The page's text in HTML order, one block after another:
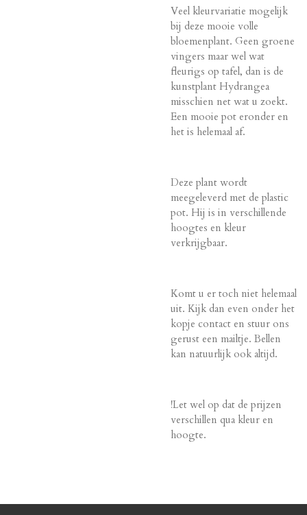
Veel kleurvariatie mogelijk
bij deze mooie volle
bloemenplant. Geen groene
vingers maar wel wat
fleurigs op tafel, dan is de
kunstplant Hydrangea
misschien net wat u zoekt.
Een mooie pot eronder en
het is helemaal af.
Deze plant wordt
meegeleverd met de plastic
pot. Hij is in verschillende
hoogtes en kleur
verkrijgbaar.
Komt u er toch niet helemaal
uit. Kijk dan even onder het
kopje contact en stuur ons
gerust een mailtje. Bellen
kan natuurlijk ook altijd.
!Let wel op dat de prijzen
verschillen qua kleur en
hoogte.